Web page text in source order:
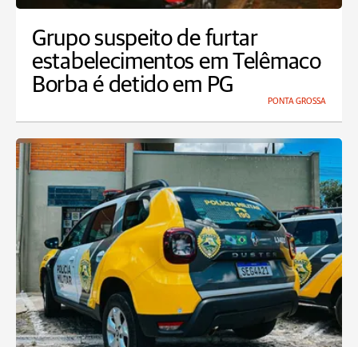
Grupo suspeito de furtar
estabelecimentos em Telêmaco
Borba é detido em PG
PONTA GROSSA